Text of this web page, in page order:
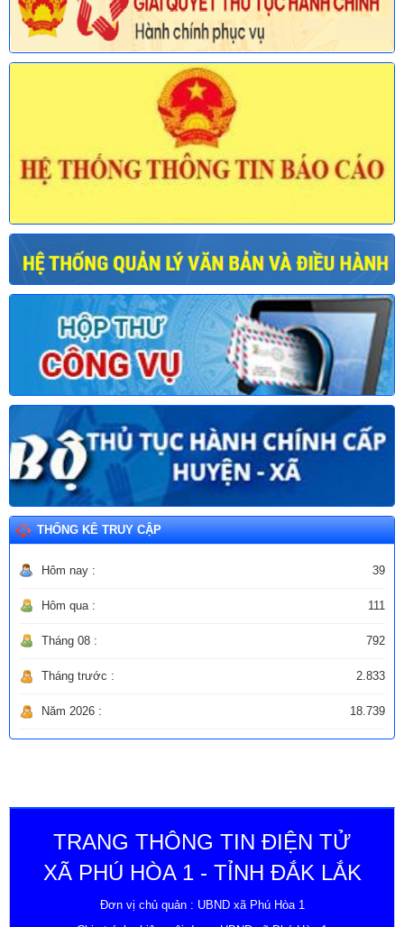
THỐNG KÊ TRUY CẬP
Hôm nay : 39
Hôm qua : 111
Tháng 08 : 792
Tháng trước : 2.833
Năm 2026 : 18.739
TRANG THÔNG TIN ĐIỆN TỬ
XÃ PHÚ HÒA 1 - TỈNH ĐẮK LẮK
Đơn vị chủ quản : UBND xã Phú Hòa 1